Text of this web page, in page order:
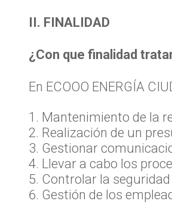
II. FINALIDAD
¿Con que finalidad
En ECOOO ENERGÍA
Mantenimiento de la
Realización de un
Gestionar
Llevar a cabo los
Controlar la
Gestión de los